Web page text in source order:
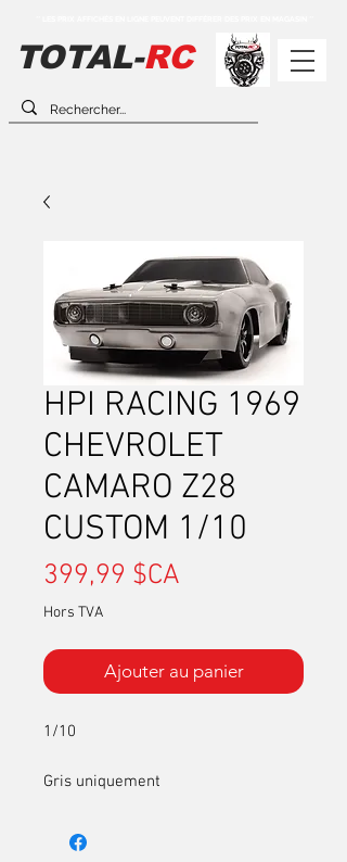
TOTAL-RC
HPI RACING 1969
CHEVROLET
CAMARO Z28
CUSTOM 1/10
399,99 $CA
Hors TVA
Ajouter au panier
1/10
Gris uniquement